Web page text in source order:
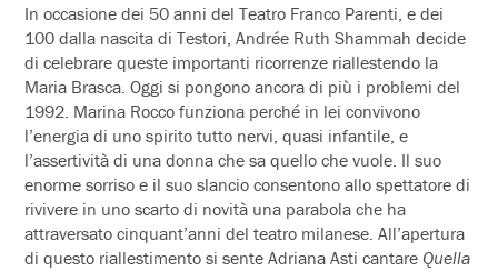
In occasione dei 50 anni del Teatro Franco Parenti, e dei
100 dalla nascita di Testori, Andrée Ruth Shammah decide
di celebrare queste importanti ricorrenze riallestendo la
Maria Brasca. Oggi si pongono ancora di più i problemi del
1992. Marina Rocco funziona perché in lei convivono
l’energia di uno spirito tutto nervi, quasi infantile, e
l’assertività di una donna che sa quello che vuole. Il suo
enorme sorriso e il suo slancio consentono allo spettatore di
rivivere in uno scarto di novità una parabola che ha
attraversato cinquant’anni del teatro milanese. All’apertura
di questo riallestimento si sente Adriana Asti cantare Quella